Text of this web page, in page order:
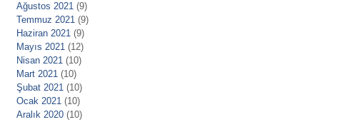
Ağustos 2021 (9)
Temmuz 2021 (9)
Haziran 2021 (9)
Mayıs 2021 (12)
Nisan 2021 (10)
Mart 2021 (10)
Şubat 2021 (10)
Ocak 2021 (10)
Aralık 2020 (10)